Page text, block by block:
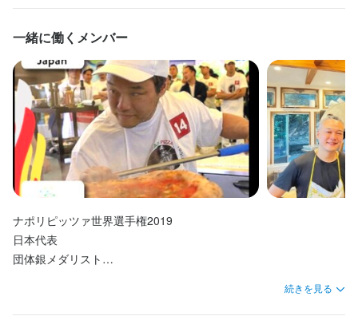
識まで、一人一人が着実に成長できる環境です。飲食を楽しみな
がら学びたい方も、ここなら「やりたい」が見つかります。
吉祥寺・井の頭公園の中という抜群のロケーションで、都会の喧
騒を離れ、日常に少しの非日常をお届けするお店です。
一緒に働くメンバー
ナポリピッツァ世界選手権2019
日本代表
団体銀メダリスト
続きを見る
・社会保険完備（厚生年金、雇用保険、健康保険、労災保険）
まかない・食事補助あり 社会保険完備
社内イベントあり(旅行、BBQ等)
髪型自由
ひげOK ピアスOK
特徴
フリーター歓迎
女性活躍中 ブランクOK
スタッフの平均年齢20代
【店長ピッツァイオーロ】
完全週休２日制／夏季休暇５〜１２日／冬季休暇５〜７日（年間
休日１20日以上）
月8日以上休みあり 完全週休2日制 夏季休暇あり
待遇
・契約期間の定めなし
・社会保険完備（厚生年金、雇用保険、健康保険、労災保険）
まかない・食事補助あり 社会保険完備
髪型自由
休日１20日以上）
待遇
・契約期間の定めなし
・社会保険完備（厚生年金、雇用保険、健康保険、労災保険）
まかない・食事補助あり 社会保険完備
社内イベントあり(旅行、BBQ等)
特徴
Uターン・Iターン歓迎
スタッフの平均年齢20代
応募者全員と面接 面接1回
半月ごとのシフト制
月8日以上休みあり 平日のみ勤務OK(土日休み)
待遇
・社会保険完備(厚生年金、雇用保険、健康保険、労災保険）
※厚生年金、雇用保険、健康保険は、週平均20時間以上勤務のも
のに限る。(学生以外)
まかない・食事補助あり 社会保険完備
社員登用制度あり
学歴不問 未経験者歓迎 新卒歓迎 第二新卒歓迎
Uターン・Iターン歓迎